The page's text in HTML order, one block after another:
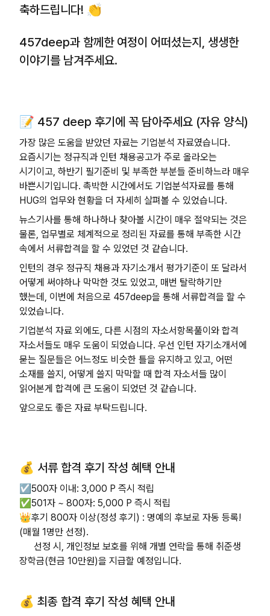
축하드립니다! 👏
457deep과 함께한 여정이 어떠셨는지, 생생한
이야기를 남겨주세요.
📝 457 deep 후기에 꼭 담아주세요 (자유 양식)
가장 많은 도움을 받았던 자료는 기업분석 자료였습니다.
요즘시기는 정규직과 인턴 채용공고가 주로 올라오는
시기이고, 하반기 필기준비 및 부족한 부분들 준비하느라 매우
바쁜시기입니다. 촉박한 시간에서도 기업분석자료를 통해
HUG의 업무와 현황을 더 자세히 살펴볼 수 있었습니다.
뉴스기사를 통해 하나하나 찾아볼 시간이 매우 절약되는 것은
물론, 업무별로 체계적으로 정리된 자료를 통해 부족한 시간
속에서 서류합격을 할 수 있었던 것 같습니다.
인턴의 경우 정규직 채용과 자기소개서 평가기준이 또 달라서
어떻게 써야하나 막막한 것도 있었고, 매번 탈락하기만
했는데, 이번에 처음으로 457deep을 통해 서류합격을 할 수
있었습니다.
기업분석 자료 외에도, 다른 시점의 자소서항목풀이와 합격
자소서들도 매우 도움이 되었습니다. 우선 인턴 자기소개서에
묻는 질문들은 어느정도 비슷한 틀을 유지하고 있고, 어떤
소재를 쓸지, 어떻게 쓸지 막막할 때 합격 자소서들 많이
읽어본게 합격에 큰 도움이 되었던 것 같습니다.
앞으로도 좋은 자료 부탁드립니다.
💰 서류 합격 후기 작성 혜택 안내
☑️500자 이내: 3,000 P 즉시 적립
✅501자 ~ 800자: 5,000 P 즉시 적립
👑후기 800자 이상(정성 후기) : 명예의 후보로 자동 등록!
(매월 1명만 선정).
선정 시, 개인정보 보호를 위해 개별 연락을 통해 취준생
장학금(현금 10만원)을 지급할 예정입니다.
💰 최종 합격 후기 작성 혜택 안내